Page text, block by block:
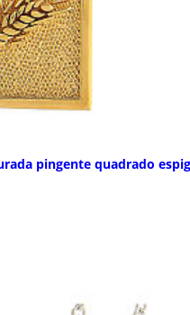
pingente quadrado